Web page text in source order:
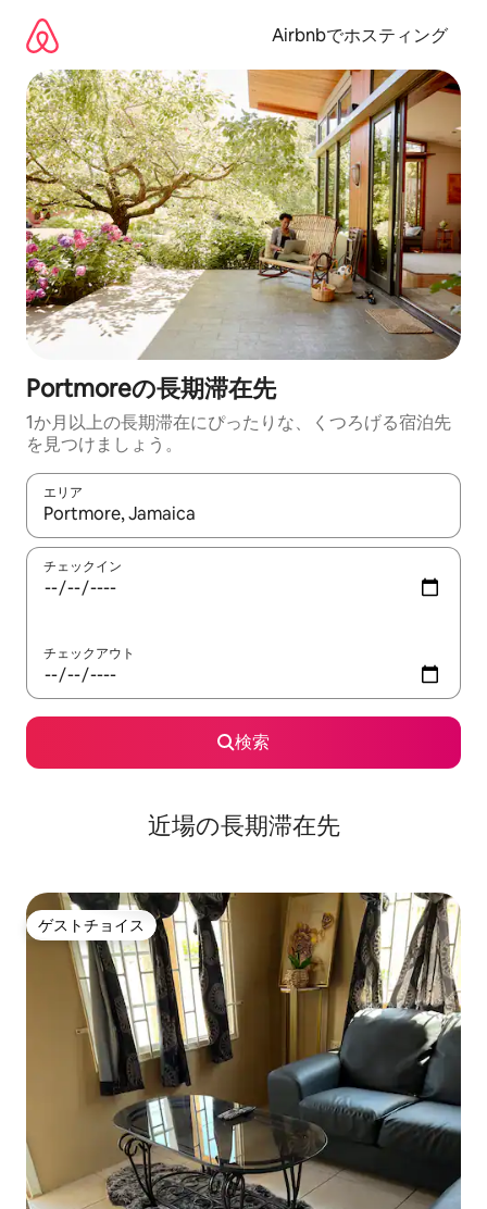
Airbnbでホスティング
Portmoreの長期滞在先
1か月以上の長期滞在にぴったりな、くつろげる宿泊先
を見つけましょう。
エリア
検索結果が表示されたら、上下の矢印キーを使って移動するか
チェックイン
チェックアウト
検索
近場の長期滞在先
ゲストチョイス
ゲストチョイス